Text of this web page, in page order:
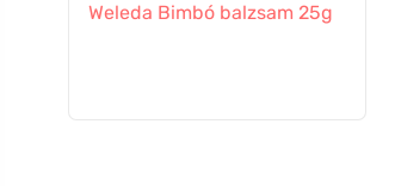
Weleda Bimbó balzsam 25g